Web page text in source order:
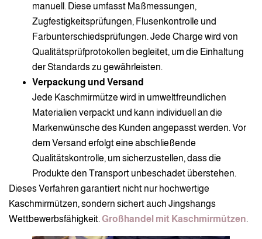
manuell. Diese umfasst Maßmessungen,
Zugfestigkeitsprüfungen, Flusenkontrolle und
Farbunterschiedsprüfungen. Jede Charge wird von
Qualitätsprüfprotokollen begleitet, um die Einhaltung
der Standards zu gewährleisten.
Verpackung und Versand
Jede Kaschmirmütze wird in umweltfreundlichen
Materialien verpackt und kann individuell an die
Markenwünsche des Kunden angepasst werden. Vor
dem Versand erfolgt eine abschließende
Qualitätskontrolle, um sicherzustellen, dass die
Produkte den Transport unbeschadet überstehen.
Dieses Verfahren garantiert nicht nur hochwertige
Kaschmirmützen, sondern sichert auch Jingshangs
Wettbewerbsfähigkeit. Großhandel mit Kaschmirmützen.